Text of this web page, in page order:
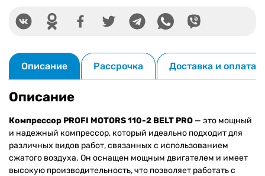
двигателе
инструментов
для
установки
теплицы)
Описание Рассрочка Доставка и оплата
Описание
Компрессор PROFI MOTORS 110-2 BELT PRO — это мощный
и надежный компрессор, который идеально подходит для
различных видов работ, связанных с использованием
сжатого воздуха. Он оснащен мощным двигателем и имеет
высокую производительность, что позволяет работать с